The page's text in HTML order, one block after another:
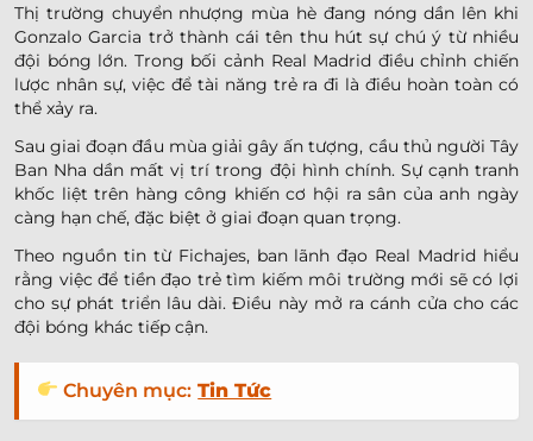
Thị trường chuyển nhượng mùa hè đang nóng dần lên khi
Gonzalo Garcia trở thành cái tên thu hút sự chú ý từ nhiều
đội bóng lớn. Trong bối cảnh Real Madrid điều chỉnh chiến
lược nhân sự, việc để tài năng trẻ ra đi là điều hoàn toàn có
thể xảy ra.
Sau giai đoạn đầu mùa giải gây ấn tượng, cầu thủ người Tây
Ban Nha dần mất vị trí trong đội hình chính. Sự cạnh tranh
khốc liệt trên hàng công khiến cơ hội ra sân của anh ngày
càng hạn chế, đặc biệt ở giai đoạn quan trọng.
Theo nguồn tin từ Fichajes, ban lãnh đạo Real Madrid hiểu
rằng việc để tiền đạo trẻ tìm kiếm môi trường mới sẽ có lợi
cho sự phát triển lâu dài. Điều này mở ra cánh cửa cho các
đội bóng khác tiếp cận.
Chuyên mục: Tin Tức